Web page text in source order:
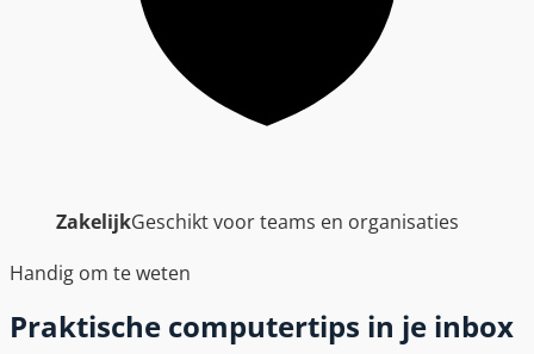
ZakelijkGeschikt voor teams en organisaties
Handig om te weten
Praktische computertips in je inbox